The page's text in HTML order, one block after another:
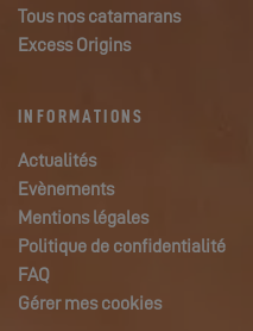
Tous nos catamarans
Excess Origins
INFORMATIONS
Actualités
Evènements
Mentions légales
Politique de confidentialité
FAQ
Gérer mes cookies